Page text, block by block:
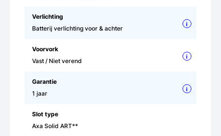
Verlichting
Batterij verlichting voor & achter
i
Voorvork
Vast / Niet verend
i
Garantie
1 jaar
i
Slot type
Axa Solid ART**